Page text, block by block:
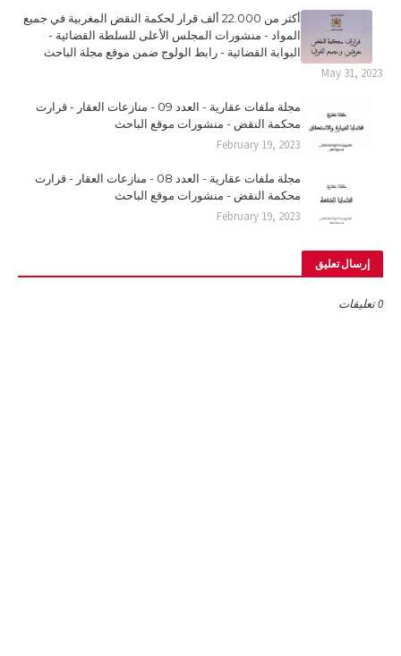
أكثر من 22.000 ألف قرار لحكمة النقض المغربية في جميع
المواد - منشورات المجلس الأعلى للسلطة القضائية -
البوابة القضائية - رابط الولوج ضمن موقع مجلة الباحث
May 31, 2023
مجلة ملفات عقارية - العدد 09 - منازعات العقار - قرارت
محكمة النقض - منشورات موقع الباحث
February 19, 2023
مجلة ملفات عقارية - العدد 08 - منازعات العقار - قرارت
محكمة النقض - منشورات موقع الباحث
February 19, 2023
إرسال تعليق
0 تعليقات